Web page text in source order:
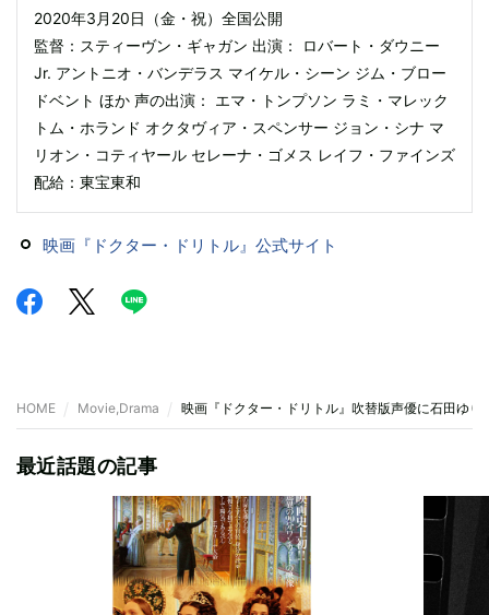
2020年3月20日（金・祝）全国公開
監督：スティーヴン・ギャガン 出演： ロバート・ダウニー
Jr. アントニオ・バンデラス マイケル・シーン ジム・ブロー
ドベント ほか 声の出演： エマ・トンプソン ラミ・マレック
トム・ホランド オクタヴィア・スペンサー ジョン・シナ マ
リオン・コティヤール セレーナ・ゴメス レイフ・ファインズ
配給：東宝東和
映画『ドクター・ドリトル』公式サイト
HOME Movie,Drama 映画『ドクター・ドリトル』吹替版声優に石田ゆり
最近話題の記事